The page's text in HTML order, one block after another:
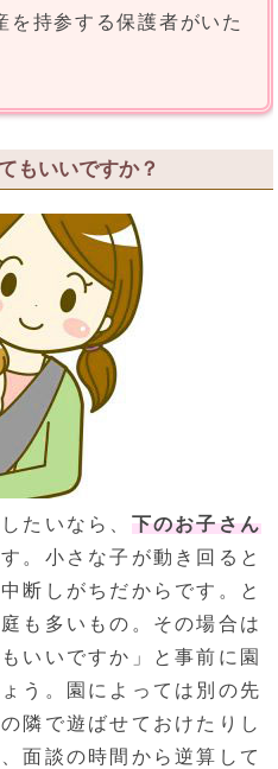
を持参する保護者がいた
もいいですか？
たいなら、 下のお子さん
。小さな子が動き回ると
断しがちだからです。と
も多いもの。その場合は
いいですか」と事前に園
う。園によっては別の先
隣で遊ばせておけたりし
面談の時間から逆算して